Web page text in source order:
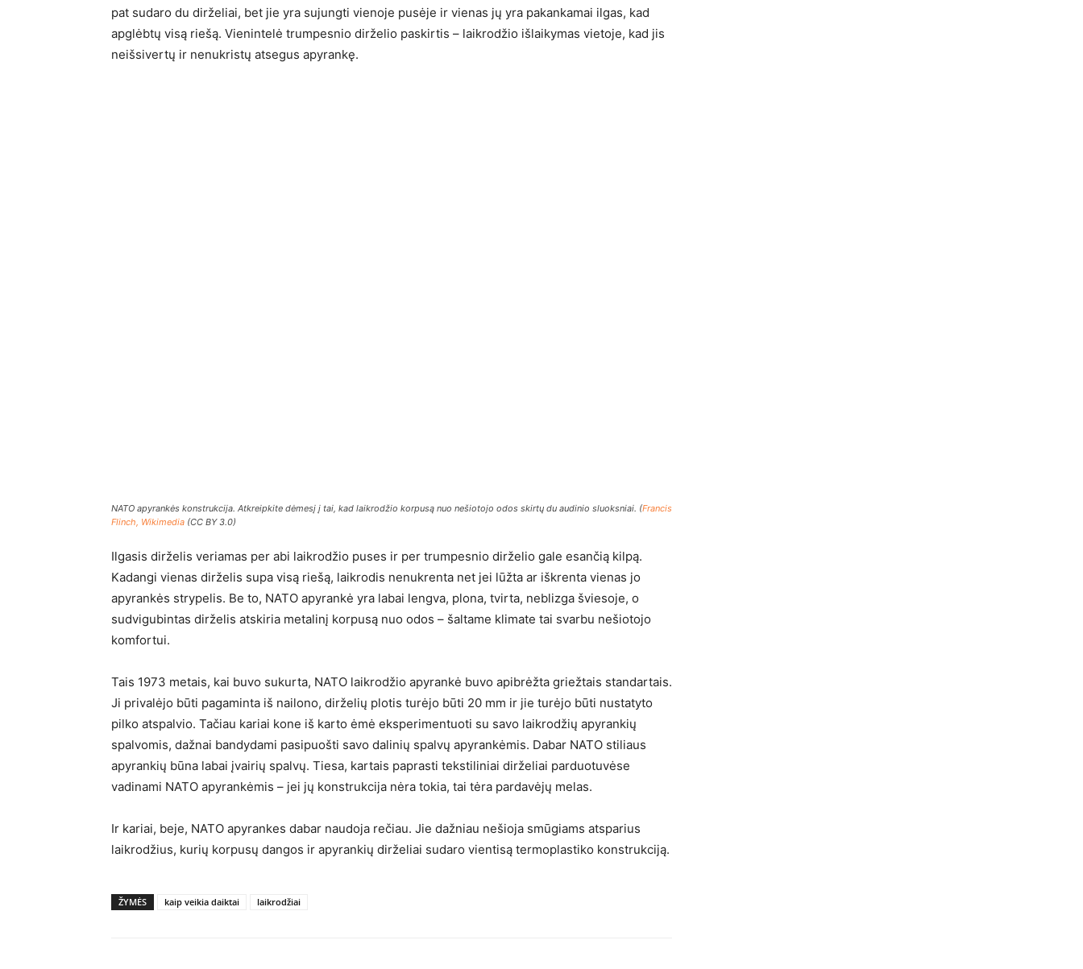
pat sudaro du dirželiai, bet jie yra sujungti vienoje pusėje ir vienas jų yra pakankamai ilgas, kad
apglėbtų visą riešą. Vienintelė trumpesnio dirželio paskirtis – laikrodžio išlaikymas vietoje, kad jis
neišsivertų ir nenukristų atsegus apyrankę.
NATO apyrankės konstrukcija. Atkreipkite dėmesį į tai, kad laikrodžio korpusą nuo nešiotojo odos skirtų du audinio sluoksniai. (Francis
Flinch, Wikimedia (CC BY 3.0)
Ilgasis dirželis veriamas per abi laikrodžio puses ir per trumpesnio dirželio gale esančią kilpą.
Kadangi vienas dirželis supa visą riešą, laikrodis nenukrenta net jei lūžta ar iškrenta vienas jo
apyrankės strypelis. Be to, NATO apyrankė yra labai lengva, plona, tvirta, neblizga šviesoje, o
sudvigubintas dirželis atskiria metalinį korpusą nuo odos – šaltame klimate tai svarbu nešiotojo
komfortui.
Tais 1973 metais, kai buvo sukurta, NATO laikrodžio apyrankė buvo apibrėžta griežtais standartais.
Ji privalėjo būti pagaminta iš nailono, dirželių plotis turėjo būti 20 mm ir jie turėjo būti nustatyto
pilko atspalvio. Tačiau kariai kone iš karto ėmė eksperimentuoti su savo laikrodžių apyrankių
spalvomis, dažnai bandydami pasipuošti savo dalinių spalvų apyrankėmis. Dabar NATO stiliaus
apyrankių būna labai įvairių spalvų. Tiesa, kartais paprasti tekstiliniai dirželiai parduotuvėse
vadinami NATO apyrankėmis – jei jų konstrukcija nėra tokia, tai tėra pardavėjų melas.
Ir kariai, beje, NATO apyrankes dabar naudoja rečiau. Jie dažniau nešioja smūgiams atsparius
laikrodžius, kurių korpusų dangos ir apyrankių dirželiai sudaro vientisą termoplastiko konstrukciją.
ŽYMĖS kaip veikia daiktai laikrodžiai